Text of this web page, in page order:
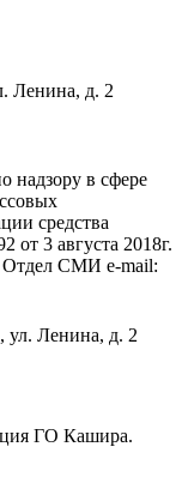
Ленина, д. 2
надзору в сфере
средства
3 августа 2018г.
Отдел СМИ e-mail:
ул. Ленина, д. 2
ГО Кашира.